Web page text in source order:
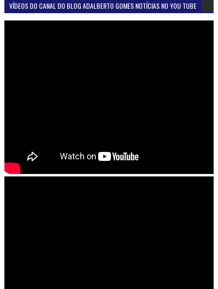
VÍDEOS DO CANAL DO BLOG ADALBERTO GOMES NOTÍCIAS NO YOU TUBE